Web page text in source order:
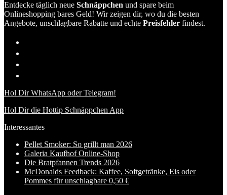
Entdecke täglich neue Schnäppchen und spare beim
Onlineshopping bares Geld! Wir zeigen dir, wo du die besten
Angebote, unschlagbare Rabatte und echte Preisfehler findest.
Hol Dir WhatsApp oder Telegram!
Hol Dir die Hottip Schnäppchen App
Interessantes
Pellet Smoker: So grillt man 2026
Galeria Kaufhof Online-Shop
Die Bratpfannen Trends 2026
McDonalds Feedback: Kaffee, Softgetränke, Eis oder
Pommes für unschlagbare 0,50 €